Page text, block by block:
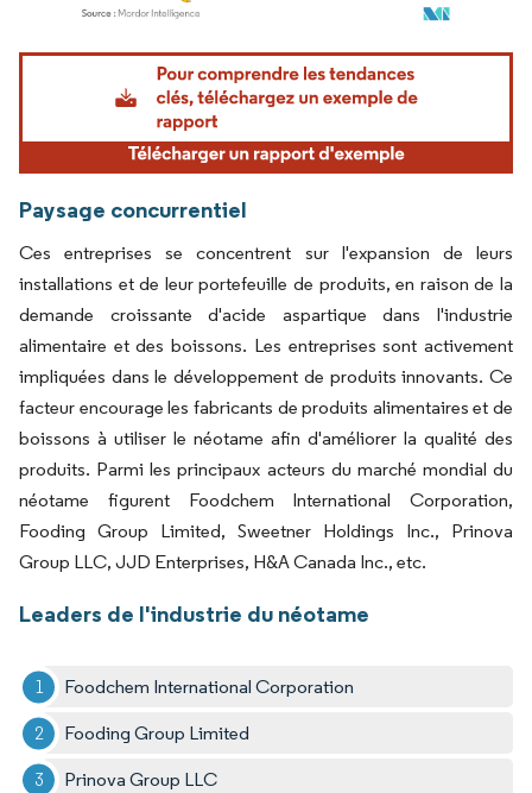
Image © Mordor Intelligence. La réutilisation nécessite une attribution sous CC BY
Paysage concurrentiel
Ces entreprises se concentrent sur l'expansion de leurs
installations et de leur portefeuille de produits, en raison de la
demande croissante d'acide aspartique dans l'industrie
alimentaire et des boissons. Les entreprises sont activement
impliquées dans le développement de produits innovants. Ce
facteur encourage les fabricants de produits alimentaires et de
boissons à utiliser le néotame afin d'améliorer la qualité des
produits. Parmi les principaux acteurs du marché mondial du
néotame figurent Foodchem International Corporation,
Fooding Group Limited, Sweetner Holdings Inc., Prinova
Group LLC, JJD Enterprises, H&A Canada Inc., etc.
Leaders de l'industrie du néotame
Foodchem International Corporation
Fooding Group Limited
Prinova Group LLC